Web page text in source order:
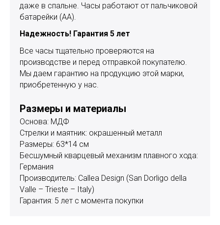
даже в спальне. Часы работают от пальчиковой
батарейки (АА).
Надежность! Гарантия 5 лет
Все часы тщательно проверяются на
производстве и перед отправкой покупателю.
Мы даем гарантию на продукцию этой марки,
приобретенную у нас.
Размеры и материалы
Основа: МДФ
Стрелки и маятник: окрашенный металл
Размеры: 63*14 см
Бесшумный кварцевый механизм плавного хода:
Германия
Производитель: Callea Design (San Dorligo della
Valle – Trieste – Italy)
Гарантия: 5 лет с момента покупки